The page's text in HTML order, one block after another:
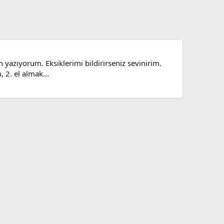
yazıyorum. Eksiklerimi bildirirseniz sevinirim.
2. el almak...